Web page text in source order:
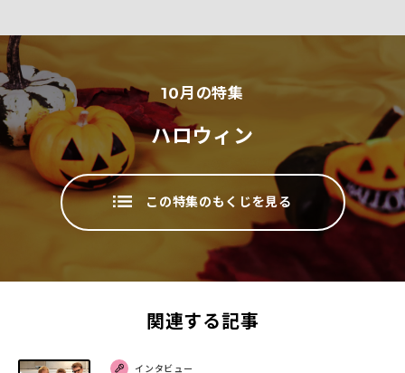
10月の特集
ハロウィン
この特集のもくじを見る
関連する記事
インタビュー